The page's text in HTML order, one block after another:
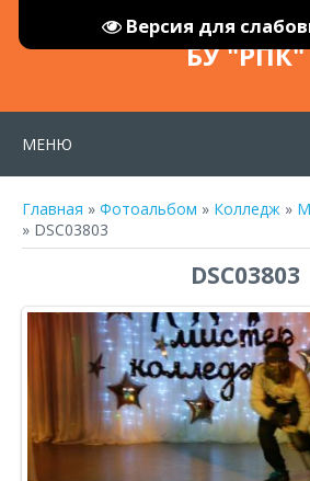
Версия для
БУ "РПК"
МЕНЮ
Главная » Фотоальбом » Колледж »
» DSC03803
DSC03803